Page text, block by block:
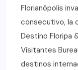
Florianópolis
consecutivo, la
Destino Floripa
Visitantes
destinos